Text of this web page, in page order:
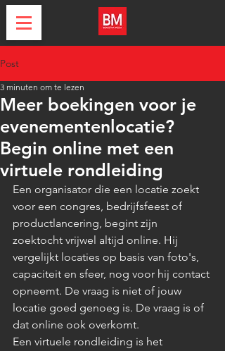
Post
Meer boekingen voor je
evenementenlocatie?
Begin online met een
virtuele rondleiding
3 minuten om te lezen
Een organisator die een locatie zoekt
voor een congres, bedrijfsfeest of
productlancering, begint zijn
zoektocht vrijwel altijd online. Hij
vergelijkt locaties op basis van foto's,
capaciteit en sfeer, nog voor hij contact
opneemt. De vraag is niet of jouw
locatie goed genoeg is. De vraag is of
dat online ook overkomt.
Een virtuele rondleiding is het